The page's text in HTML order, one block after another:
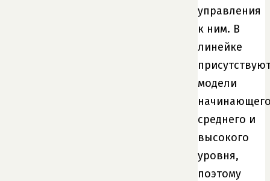
управления
к ним. В
линейке
модели
среднего и
высокого
уровня,
поэтому